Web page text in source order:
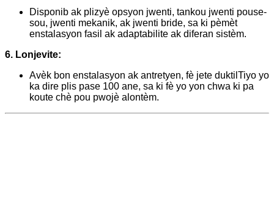
Disponib ak plizyè opsyon jwenti, tankou jwenti pouse-
sou, jwenti mekanik, ak jwenti bride, sa ki pèmèt
enstalasyon fasil ak adaptabilite ak diferan sistèm.
6. Lonjevite:
Avèk bon enstalasyon ak antretyen, fè jete duktil Tiyo yo
ka dire plis pase 100 ane, sa ki fè yo yon chwa ki pa
koute chè pou pwojè alontèm.